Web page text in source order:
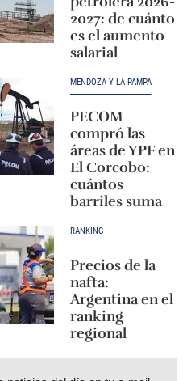
2027: de cuánto
es el aumento
salarial
MENDOZA Y LA PAMPA
PECOM
compró las
áreas de YPF en
El Corcobo:
cuántos
barriles suma
RANKING
Precios de la
nafta:
Argentina en el
ranking
regional